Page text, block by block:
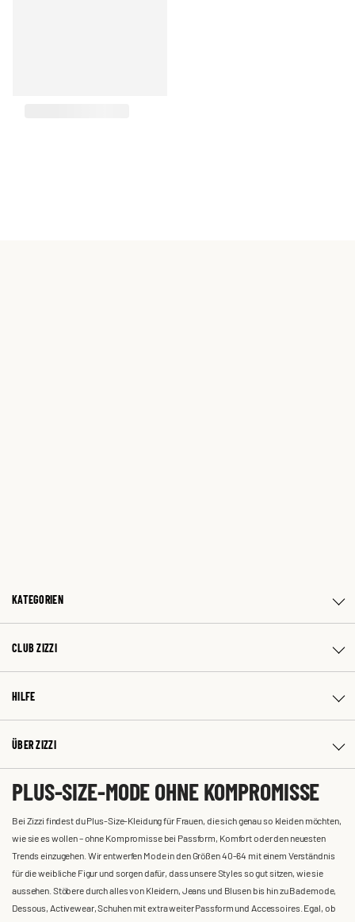
KATEGORIEN
CLUB ZIZZI
HILFE
ÜBER ZIZZI
PLUS-SIZE-MODE OHNE KOMPROMISSE
Bei Zizzi findest du Plus-Size-Kleidung für Frauen, die sich genau so kleiden möchten,
wie sie es wollen – ohne Kompromisse bei Passform, Komfort oder den neuesten
Trends einzugehen. Wir entwerfen Mode in den Größen 40-64 mit einem Verständnis
für die weibliche Figur und sorgen dafür, dass unsere Styles so gut sitzen, wie sie
aussehen. Stöbere durch alles von Kleidern, Jeans und Blusen bis hin zu Bademode,
Dessous, Activewear, Schuhen mit extra weiter Passform und Accessoires. Egal, ob